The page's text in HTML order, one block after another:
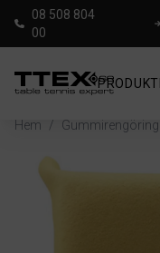
08 508 804
00
Hem / Gummirengöring